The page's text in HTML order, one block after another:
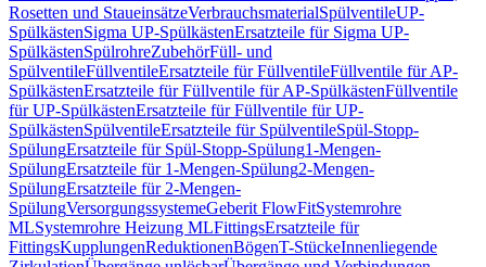
Rosetten und StaueinsätzeVerbrauchsmaterialSpülventileUP-
SpülkästenSigma UP-SpülkästenErsatzteile für Sigma UP-
SpülkästenSpülrohreZubehörFüll- und
SpülventileFüllventileErsatzteile für FüllventileFüllventile für AP-
SpülkästenErsatzteile für Füllventile für AP-SpülkästenFüllventile
für UP-SpülkästenErsatzteile für Füllventile für UP-
SpülkästenSpülventileErsatzteile für SpülventileSpül-Stopp-
SpülungErsatzteile für Spül-Stopp-Spülung1-Mengen-
SpülungErsatzteile für 1-Mengen-Spülung2-Mengen-
SpülungErsatzteile für 2-Mengen-
SpülungVersorgungssystemeGeberit FlowFitSystemrohre
MLSystemrohre Heizung MLFittingsErsatzteile für
FittingsKupplungenReduktionenBögenT-StückeInnenliegende